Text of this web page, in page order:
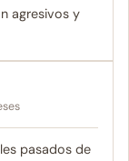
agresivos y
pasados de